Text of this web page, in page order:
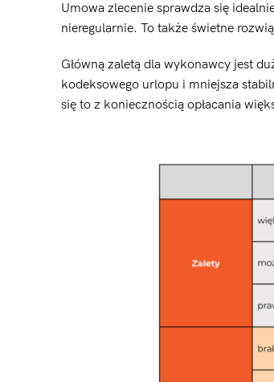
Umowa zlecenie sprawdza się
nieregularnie. To także świetne
Główną zaletą dla wykonawcy jest
kodeksowego urlopu i mniejsza
się to z koniecznością opłacania